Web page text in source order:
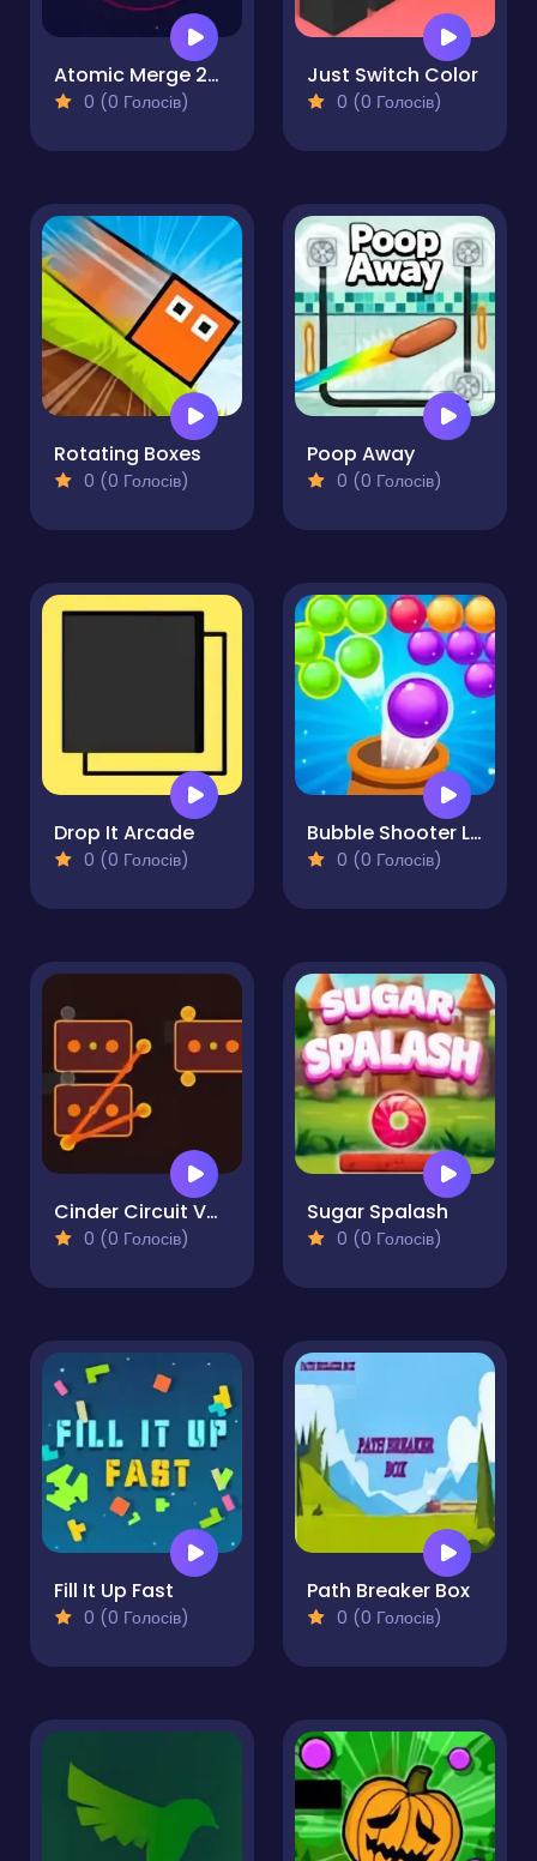
Atomic Merge 2048
0 (0 Голосів)
Just Switch Color
0 (0 Голосів)
Rotating Boxes
0 (0 Голосів)
Poop Away
0 (0 Голосів)
Drop It Arcade
0 (0 Голосів)
Bubble Shooter Legend
0 (0 Голосів)
Cinder Circuit Volcanic Wiring Game
0 (0 Голосів)
Sugar Spalash
0 (0 Голосів)
Fill It Up Fast
0 (0 Голосів)
Path Breaker Box
0 (0 Голосів)